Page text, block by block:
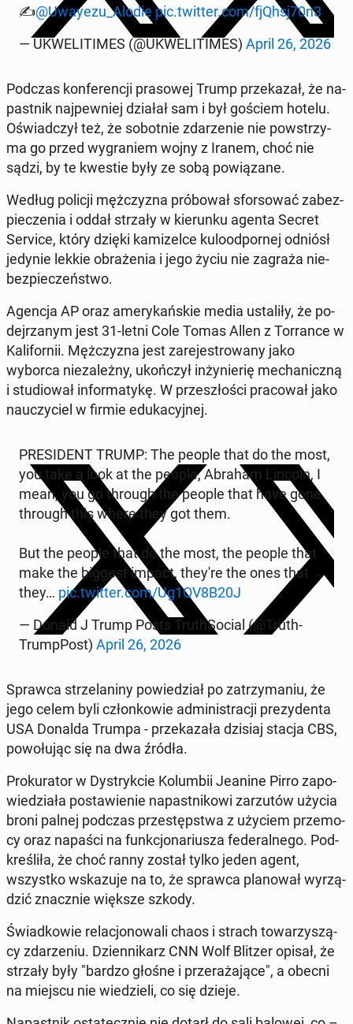
✍️@Uwayezu_Alodie pic.twitter.com/fjQhsj70n3
— UKWE­LI­TI­MES (@UKWE­LI­TI­MES) April 26, 2026
Podczas kon­fe­ren­cji pra­so­wej Trump prze­ka­zał, że na­
past­nik naj­pew­niej działał sam i był gościem hotelu.
Oświad­czył też, że so­bot­nie zda­rze­nie nie po­wstrzy­
ma go przed wy­gra­niem wojny z Iranem, choć nie
sądzi, by te kwestie były ze sobą po­wią­za­ne.
Według policji męż­czy­zna pró­bo­wał sfor­so­wać za­bez­
pie­cze­nia i oddał strzały w kie­run­ku agenta Secret
Service, który dzięki ka­mi­zel­ce ku­lo­od­por­nej odniósł
jedynie lekkie ob­ra­że­nia i jego życiu nie zagraża nie­
bez­pie­czeń­stwo.
Agencja AP oraz ame­ry­kań­skie media usta­li­ły, że po­
dej­rza­nym jest 31-letni Cole Tomas Allen z Tor­ran­ce w
Ka­li­for­nii. Męż­czy­zna jest za­re­je­stro­wa­ny jako
wyborca nie­za­leż­ny, ukoń­czył in­ży­nie­rię me­cha­nicz­ną
i stu­dio­wał in­for­ma­ty­kę. W prze­szło­ści pra­co­wał jako
na­uczy­ciel w firmie edu­ka­cyj­nej.
PRE­SI­DENT TRUMP: The people that do the most,
you take a look at the people, Abraham Lincoln, I
mean, you go through the people that have gone
through this where they got them.
But the people that do the most, the people that
make the biggest impact, they're the ones that
they… pic.twitter.com/Ug1QV8B20J
— Donald J Trump Posts Tru­th­So­cial (@Tru­th­
Trump­Post) April 26, 2026
Sprawca strze­la­ni­ny po­wie­dział po za­trzy­ma­niu, że
jego celem byli człon­ko­wie ad­mi­ni­stra­cji pre­zy­den­ta
USA Donalda Trumpa - prze­ka­za­ła dzisiaj stacja CBS,
po­wo­łu­jąc się na dwa źródła.
Pro­ku­ra­tor w Dys­tryk­cie Ko­lum­bii Jeanine Pirro za­po­
wie­dzia­ła po­sta­wie­nie na­past­ni­ko­wi za­rzu­tów użycia
broni palnej podczas prze­stęp­stwa z użyciem prze­mo­
cy oraz napaści na funk­cjo­na­riu­sza fe­de­ral­ne­go. Pod­
kre­śli­ła, że choć ranny został tylko jeden agent,
wszyst­ko wska­zu­je na to, że sprawca pla­no­wał wy­rzą­
dzić znacz­nie większe szkody.
Świad­ko­wie re­la­cjo­no­wa­li chaos i strach to­wa­rzy­szą­
cy zda­rze­niu. Dzien­ni­karz CNN Wolf Blitzer opisał, że
strzały były "bardzo głośne i prze­ra­ża­ją­ce", a obecni
na miejscu nie wie­dzie­li, co się dzieje.